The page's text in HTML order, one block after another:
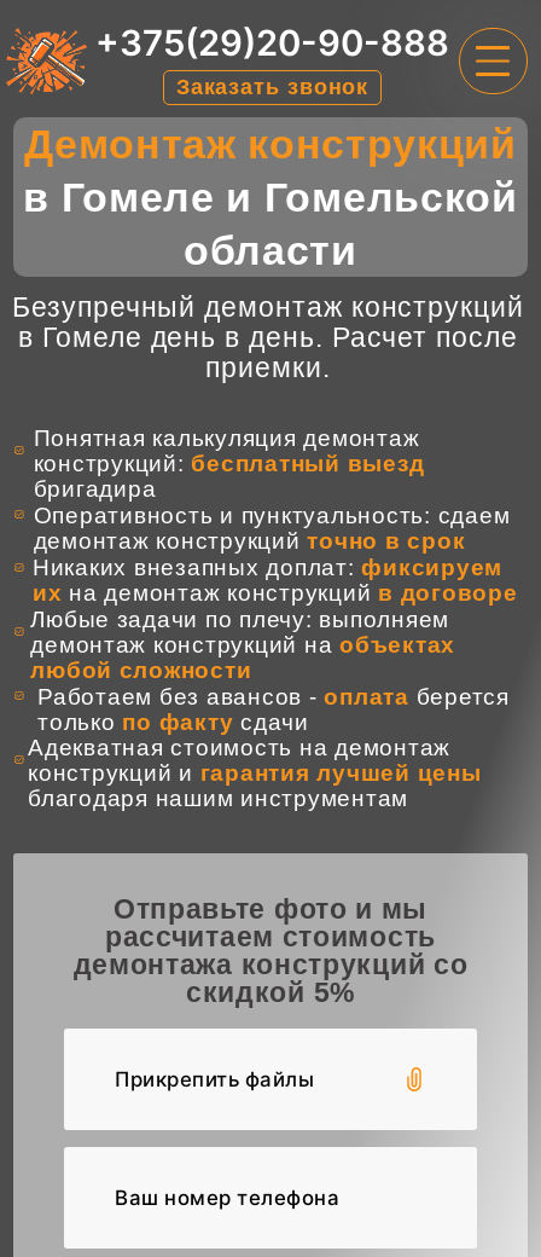
+375(29)20-90-888
Заказать звонок
ГЛАВНАЯ
УСЛУГИ
О НАС
ОТЗЫВЫ
Демонтаж конструкций
в Гомеле и Гомельской
области
Безупречный демонтаж конструкций
в Гомеле день в день. Расчет после
приемки.
Понятная калькуляция демонтаж
конструкций: бесплатный выезд
бригадира
Оперативность и пунктуальность: сдаем
демонтаж конструкцийточно в срок
Никаких внезапных доплат:фиксируем
их на демонтаж конструкций в договоре
Любые задачи по плечу: выполняем
демонтаж конструкций наобъектах
любой сложности
Работаем без авансов -оплата берется
только по факту сдачи
Адекватная стоимость на демонтаж
конструкций и гарантия лучшей цены
благодаря нашим инструментам
Отправьте фото и мы
рассчитаем стоимость
демонтажа конструкций со
скидкой 5%
Прикрепить файлы